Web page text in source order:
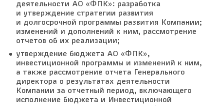
деятельности АО «ФПК»: разработка
и утверждение стратегии развития
и долгосрочной программы развития Компании;
изменений и дополнений к ним, рассмотрение
отчетов об их реализации;
утверждение бюджета АО «ФПК»,
инвестиционной программы и изменений к ним,
а также рассмотрение отчета Генерального
директора о результатах деятельности
Компании за отчетный период, включающего
исполнение бюджета и Инвестиционной